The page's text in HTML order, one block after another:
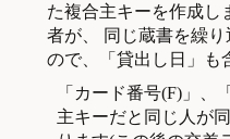
た複合主キーを作成し
者が、 同じ蔵書を繰
ので、「貸出し日」も
「カード番号(F)」、
主キーだと同じ人が